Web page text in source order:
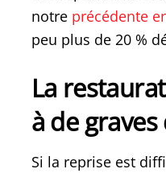
notre précédente
peu plus de 20 %
La
à de
Si la reprise est